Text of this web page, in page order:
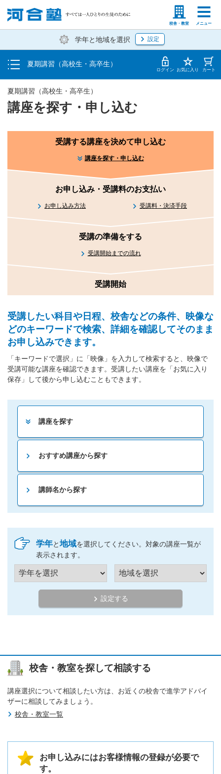
校舎・教室 メニュー
塾生の方 高等学校の先生
学年と地域を選択 設定
夏期講習（高校生・高卒生）
受講料・お申し込み方法
受講開始までの流れ
校舎・教室一覧 ログイン お気に入り カート
講座を探す・申し込む
夏期講習（高校生・高卒生）
受講する講座を決めて申し込む
講座を探す・申し込む
お申し込み・受講料のお支払い
お申し込み方法 受講料・決済手段
受講の準備をする
受講開始までの流れ
受講開始
受講したい科目や日程、校舎などの条件、映像な
どのキーワードで検索、詳細を確認してそのまま
お申し込みできます。
「キーワードで選択」に「映像」を入力して検索すると、映像で
受講可能な講座を確認できます。受講したい講座を「お気に入り
保存」して後から申し込むこともできます。
講座を探す
おすすめ講座から探す
講師名から探す
学年と地域を選択してください。対象の講座一覧が
表示されます。
設定する
校舎・教室を探して相談する
講座選択について相談したい方は、お近くの校舎で進学アドバイ
ザーに相談してみましょう。
校舎・教室一覧
お申し込みにはお客様情報の登録が必要で
す。